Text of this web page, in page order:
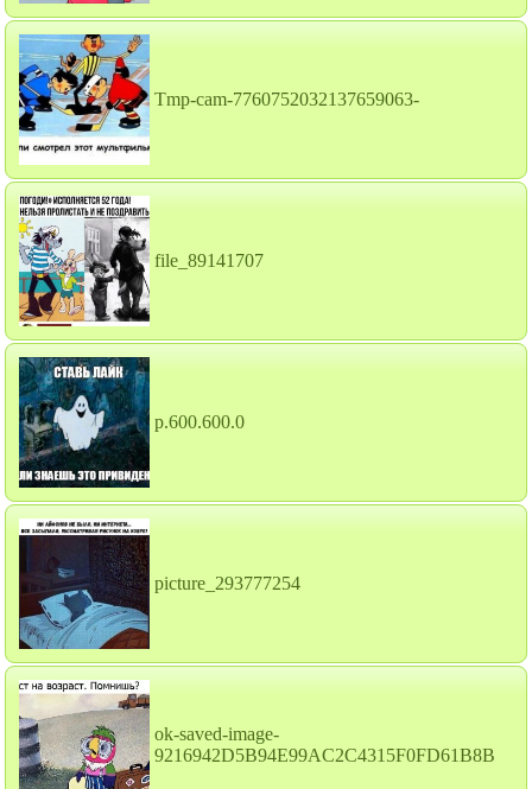
Tmp-cam-7760752032137659063-
file_89141707
p.600.600.0
picture_293777254
ok-saved-image-
9216942D5B94E99AC2C4315F0FD61B8B